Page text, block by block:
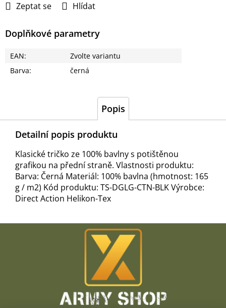
Zeptat se Hlídat
Doplňkové parametry
EAN:
Zvolte variantu
Barva: černá
Popis
Detailní popis produktu
Klasické tričko ze 100% bavlny s potištěnou
grafikou na přední straně. Vlastnosti produktu:
Barva: Černá Materiál: 100% bavlna (hmotnost: 165
g / m2) Kód produktu: TS-DGLG-CTN-BLK Výrobce:
Direct Action Helikon-Tex
Z